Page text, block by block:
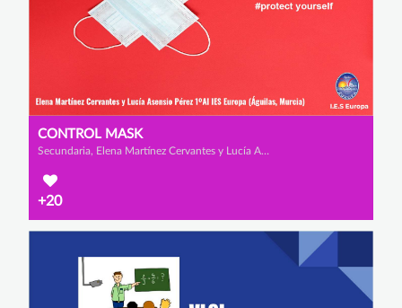
CONTROL MASK
Secundaria, Elena Martínez Cervantes y Lucía Asensio Pérez
+20